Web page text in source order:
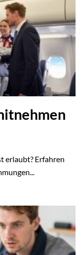
erlaubt? Erfahren